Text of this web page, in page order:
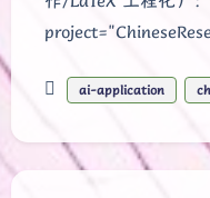
ai-application